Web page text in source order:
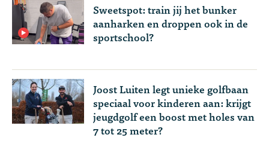
Sweetspot: train jij het bunker
aanharken en droppen ook in de
sportschool?
Joost Luiten legt unieke golfbaan
speciaal voor kinderen aan: krijgt
jeugdgolf een boost met holes van
7 tot 25 meter?